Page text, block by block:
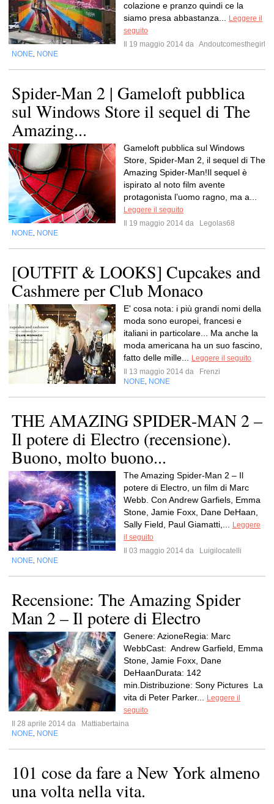
colazione e pranzo quindi ce la
siamo presa abbastanza...
Leggere il
seguito
Il 19 maggio 2014 da Andoutcomesthegirl
NONE NONE
Spider-Man 2 | Gameloft pubblica
sul Windows Store il sequel di The
Amazing...
Gameloft pubblica sul Windows
Store, Spider-Man 2, il sequel di The
Amazing Spider-Man!Il sequel è
ispirato al noto film avente
protagonista l’uomo ragno, ma a...
Leggere il seguito
Il 19 maggio 2014 da
Legolas68
NONE NONE
[OUTFIT & LOOKS] Cupcakes and
Cashmere per Club Monaco
E' cosa nota: i più grandi nomi della
moda sono europei, francesi e
italiani in particolare... Ma anche la
moda americana ha un suo fascino,
fatto delle mille...
Leggere il seguito
Il 13 maggio 2014 da
Frenzi
NONE NONE
THE AMAZING SPIDER-MAN 2 –
Il potere di Electro (recensione).
Buono, molto buono...
The Amazing Spider-Man 2 – Il
potere di Electro, un film di Marc
Webb. Con Andrew Garfiels, Emma
Stone, Jamie Foxx, Dane DeHaan,
Sally Field, Paul Giamatti,...
Leggere
il seguito
Il 03 maggio 2014 da
Luigilocatelli
NONE NONE
Recensione: The Amazing Spider
Man 2 – Il potere di Electro
Genere: AzioneRegia: Marc
WebbCast: Andrew Garfield, Emma
Stone, Jamie Foxx, Dane
DeHaanDurata: 142
min.Distribuzione: Sony Pictures La
vita di Peter Parker...
Leggere il
seguito
Il 28 aprile 2014 da
Mattiabertaina
NONE NONE
101 cose da fare a New York almeno
una volta nella vita.